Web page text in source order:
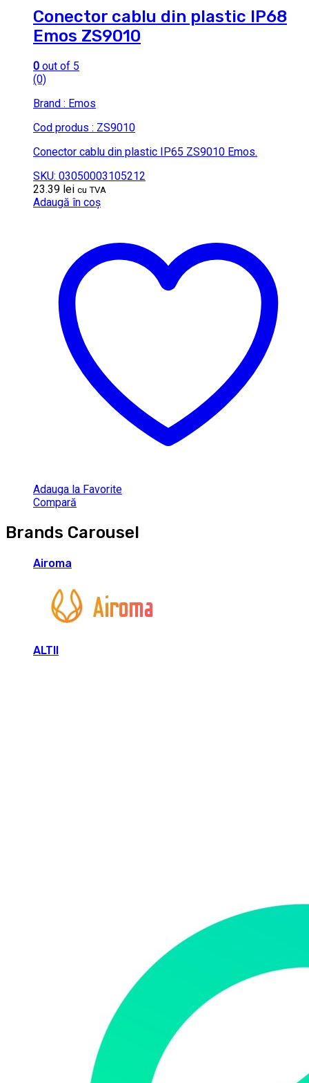
Conector cablu din plastic IP68
Emos ZS9010
0 out of 5
(0)
Brand : Emos
Cod produs : ZS9010
Conector cablu din plastic IP65 ZS9010 Emos.
SKU: 03050003105212
23.39 lei cu TVA
Adaugă în coș
Adauga la Favorite
Compară
Brands Carousel
Airoma
ALTII